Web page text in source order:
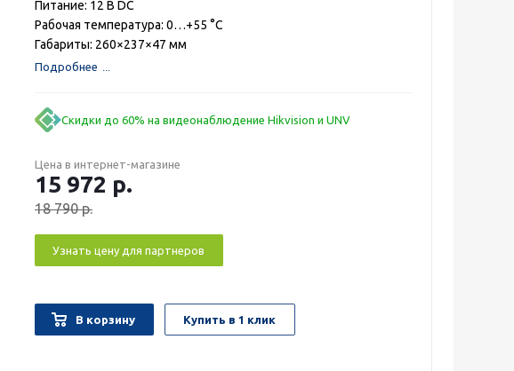
Питание: 12 В DC
Рабочая температура: 0…+55 °C
Габариты: 260×237×47 мм
Подробнее
Скидки до 60% на видеонаблюдение Hikvision и UNV
Цена в интернет-магазине
15 972 р.
18 790р.
Узнать цену для партнеров
В корзину Купить в 1 клик